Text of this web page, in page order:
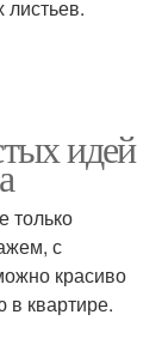
листьев.
идей
только
с
красиво
в квартире.